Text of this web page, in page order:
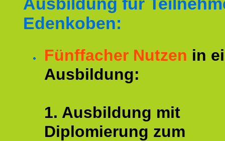
Edenkoben:
Fünffacher Nutzen in
Ausbildung:
1. Ausbildung mit
Diplomierung zum